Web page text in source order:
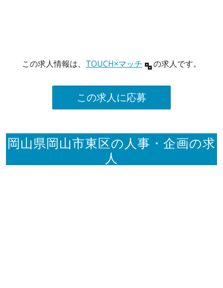
この求人情報は、 TOUCH×マッチ の求人です。
この求人に応募
岡山県岡山市東区の人事・企画の求
人